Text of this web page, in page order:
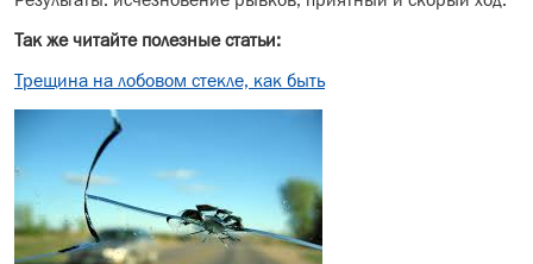
Так же читайте полезные статьи:
Трещина на лобовом стекле, как быть